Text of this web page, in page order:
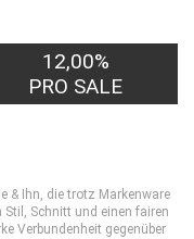
12,00%
PRO SALE
& Ihn, die trotz Markenware
Schnitt und einen fairen
Verbundenheit gegenüber